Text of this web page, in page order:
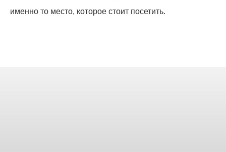
именно то место, которое стоит посетить.